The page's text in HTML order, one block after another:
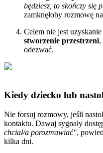
będziesz, to skończy się
zamknęłoby rozmowę
Celem nie jest
stworzenie przestrzeni,
odezwać.
Kiedy dziecko lub
Nie forsuj rozmowy, jeśli
kontaktu. Dawaj sygnały
chciał/a porozmawiać",
kilka dni.